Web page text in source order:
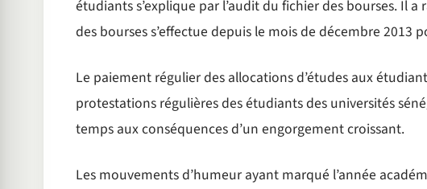
étudiants s’explique par l’audit du fichier des bourses. Il
des bourses s’effectue depuis le mois de décembre 2013
Le paiement régulier des allocations d’études aux
protestations régulières des étudiants des universités
temps aux conséquences d’un engorgement croissant.
Les mouvements d’humeur ayant marqué l’année